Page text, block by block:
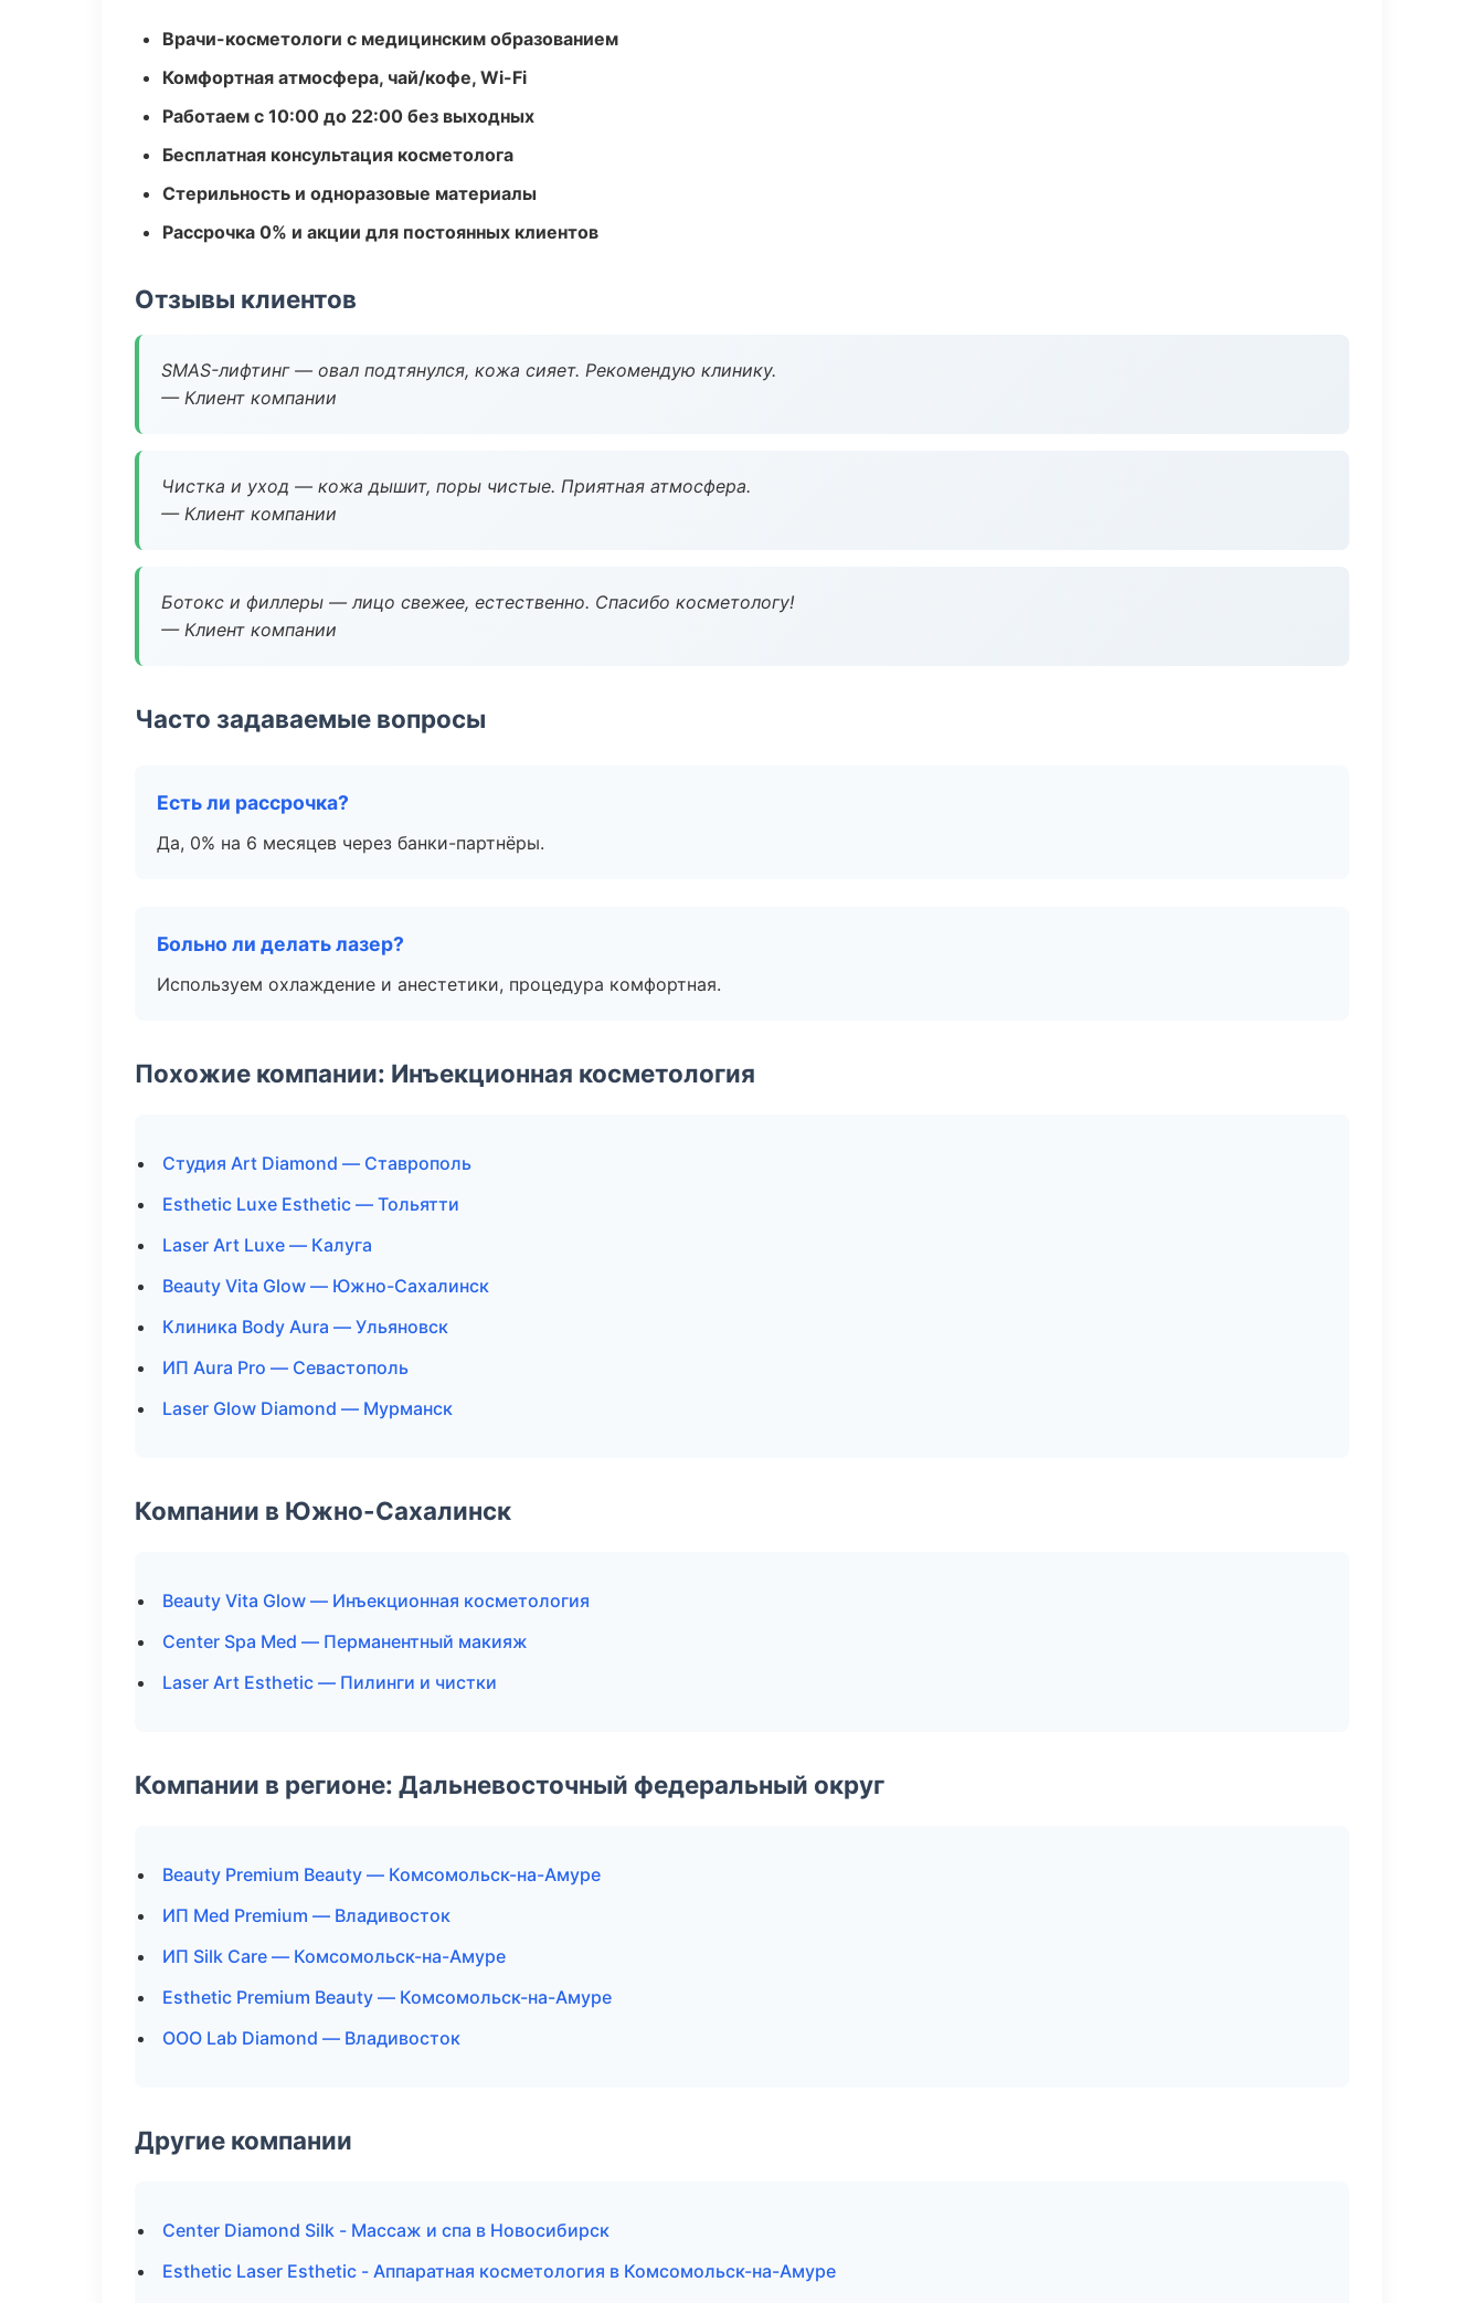
Врачи-косметологи с медицинским образованием
Комфортная атмосфера, чай/кофе, Wi-Fi
Работаем с 10:00 до 22:00 без выходных
Бесплатная консультация косметолога
Стерильность и одноразовые материалы
Рассрочка 0% и акции для постоянных клиентов
Отзывы клиентов
SMAS-лифтинг — овал подтянулся, кожа сияет. Рекомендую клинику.
— Клиент компании
Чистка и уход — кожа дышит, поры чистые. Приятная атмосфера.
— Клиент компании
Ботокс и филлеры — лицо свежее, естественно. Спасибо косметологу!
— Клиент компании
Часто задаваемые вопросы
Есть ли рассрочка?
Да, 0% на 6 месяцев через банки-партнёры.
Больно ли делать лазер?
Используем охлаждение и анестетики, процедура комфортная.
Похожие компании: Инъекционная косметология
Студия Art Diamond — Ставрополь
Esthetic Luxe Esthetic — Тольятти
Laser Art Luxe — Калуга
Beauty Vita Glow — Южно-Сахалинск
Клиника Body Aura — Ульяновск
ИП Aura Pro — Севастополь
Laser Glow Diamond — Мурманск
Компании в Южно-Сахалинск
Beauty Vita Glow — Инъекционная косметология
Center Spa Med — Перманентный макияж
Laser Art Esthetic — Пилинги и чистки
Компании в регионе: Дальневосточный федеральный округ
Beauty Premium Beauty — Комсомольск-на-Амуре
ИП Med Premium — Владивосток
ИП Silk Care — Комсомольск-на-Амуре
Esthetic Premium Beauty — Комсомольск-на-Амуре
ООО Lab Diamond — Владивосток
Другие компании
Center Diamond Silk - Массаж и спа в Новосибирск
Esthetic Laser Esthetic - Аппаратная косметология в Комсомольск-на-Амуре